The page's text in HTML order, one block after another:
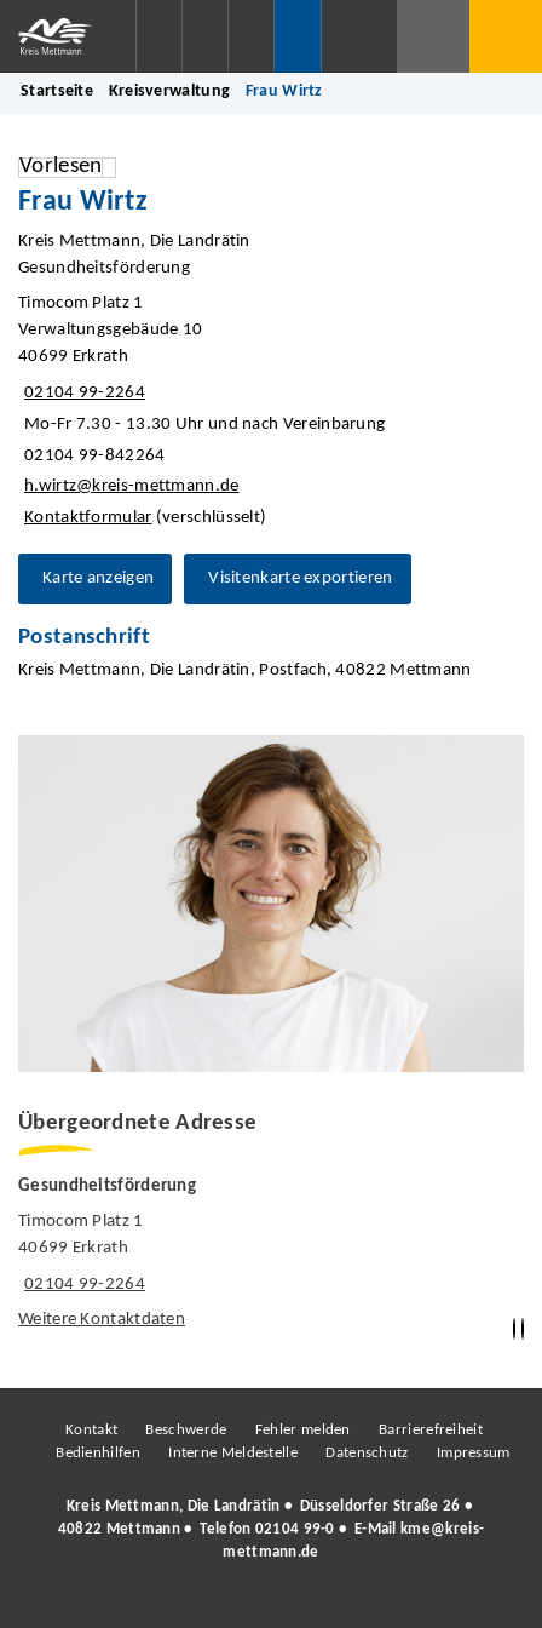
Startseite Kreisverwaltung Frau Wirtz
Vorlesen
Frau Wirtz
Kreis Mettmann, Die Landrätin
Gesundheitsförderung
Timocom Platz 1
Verwaltungsgebäude 10
40699 Erkrath
02104 99-2264
Mo-Fr 7.30 - 13.30 Uhr und nach Vereinbarung
02104 99-842264
h.wirtz@kreis-mettmann.de
Kontaktformular (verschlüsselt)
Karte anzeigen Visitenkarte exportieren
Postanschrift
Kreis Mettmann, Die Landrätin, Postfach, 40822 Mettmann
Übergeordnete Adresse
Gesundheitsförderung
Timocom Platz 1
40699 Erkrath
02104 99-2264
Weitere Kontaktdaten
Kontakt Beschwerde Fehler melden
Barrierefreiheit
Bedienhilfen
Interne Meldestelle Datenschutz Impressum
Kreis Mettmann, Die Landrätin • Düsseldorfer Straße 26 •
40822 Mettmann • Telefon 02104 99-0 • E-Mail
kme@kreis-
mettmann.de